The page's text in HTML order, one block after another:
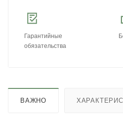
Гарантийные
обязательства
ВАЖНО